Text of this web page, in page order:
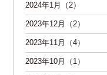
2024年1月（2）
2023年12月（2）
2023年11月（4）
2023年10月（1）